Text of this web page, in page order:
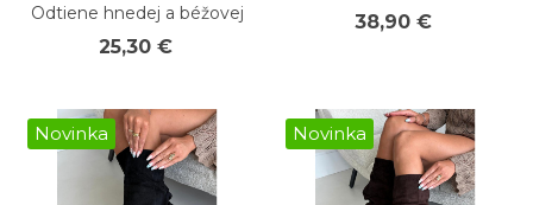
Odtiene hnedej a béžovej
25,30 €
38,90 €
Novinka Novinka